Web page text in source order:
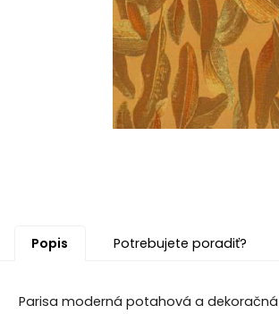
Popis Potrebujete poradiť?
Parisa moderná potahová a dekoračná